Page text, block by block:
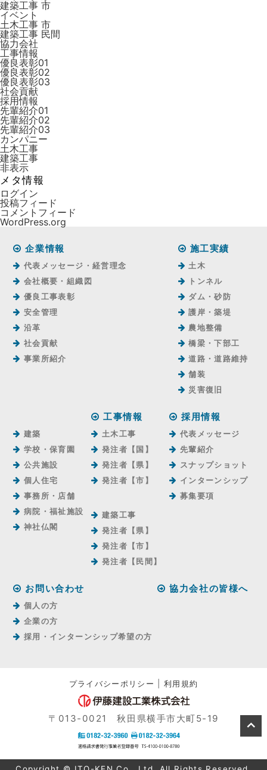
建築工事 市
イベント
土木工事 市
建築工事 ⺠間
協力会社
工事情報
優良表彰01
優良表彰02
優良表彰03
社会貢献
採用情報
先輩紹介01
先輩紹介02
先輩紹介03
カンパニー
土木工事
建築工事
非表示
メタ情報
ログイン
投稿フィード
コメントフィード
WordPress.org
企業情報
代表メッセージ・経営理念
会社概要・組織図
優良工事表彰
安全管理
沿革
社会貢献
事業所紹介
施工実績
土木
トンネル
ダム・砂防
護岸・築堤
農地整備
橋梁・下部工
道路・道路維持
舗装
災害復旧
建築
学校・保育園
公共施設
個人住宅
事務所・店舗
病院・福祉施設
神社仏閣
工事情報
土木工事
発注者【国】
発注者【県】
発注者【市】
建築工事
発注者【県】
発注者【市】
発注者【⺠間】
採用情報
代表メッセージ
先輩紹介
スナップショット
インターンシップ
募集要項
お問い合わせ
個人の方
企業の方
採用・インターンシップ希望の方
協力会社の皆様へ
プライバシーポリシー |利用規約
〒013-0021 秋田県横手市大町5-19